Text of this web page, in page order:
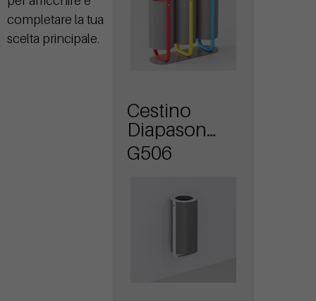
completare la tua
scelta principale.
Cestino
Diapason
attacco a
G506